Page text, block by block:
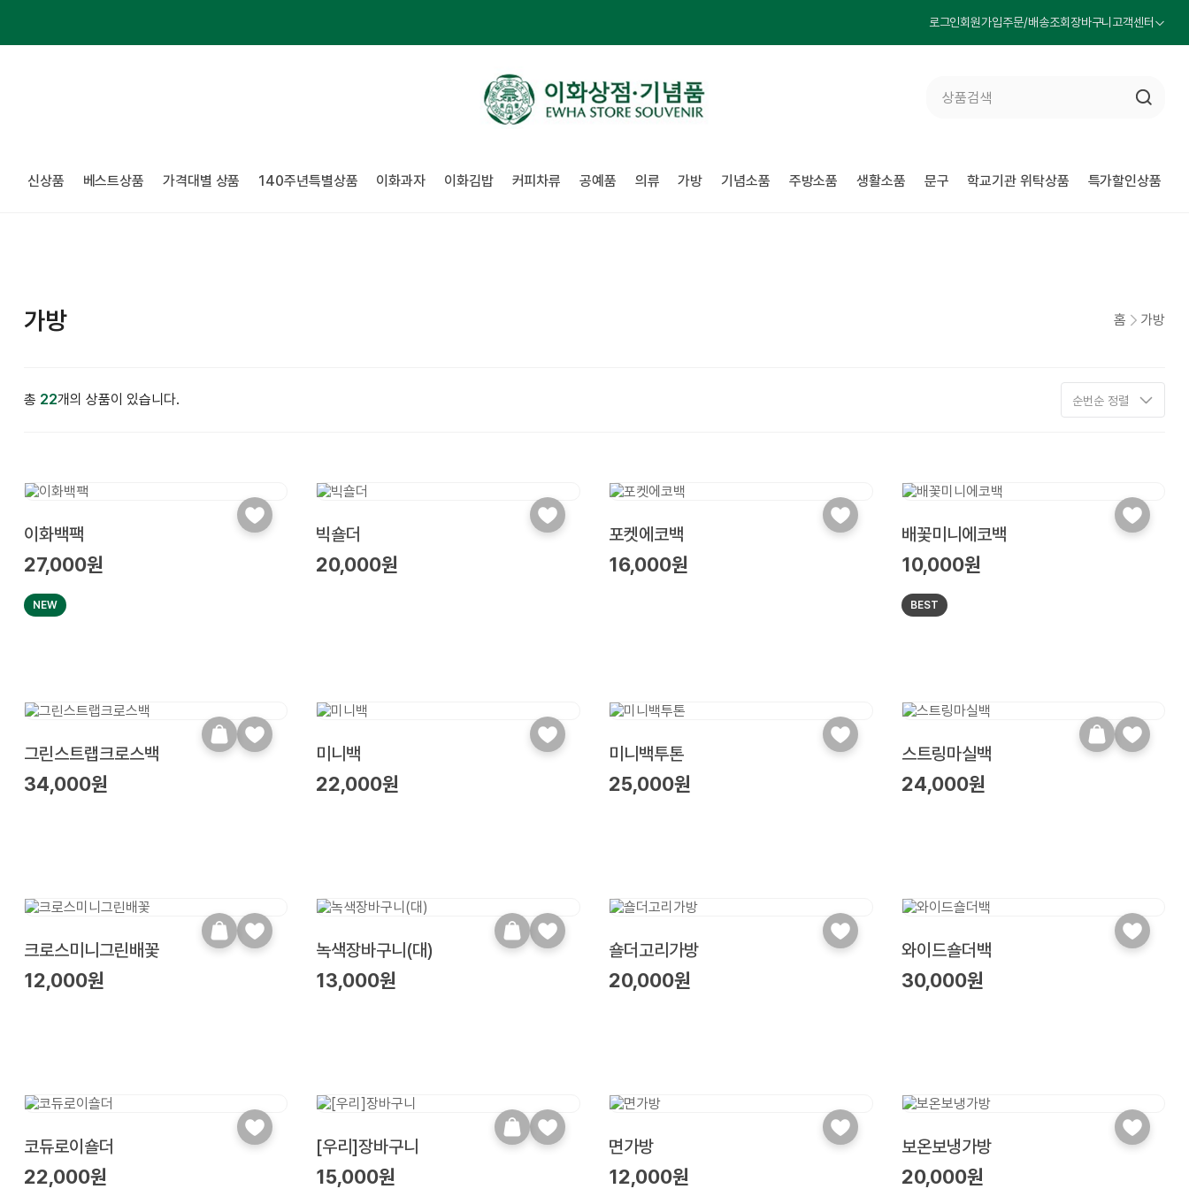
로그인회원가입주문/배송조회장바구니 고객센터
신상품 베스트상품 가격대별 상품 140주년특별상품 이화과자 이화김밥 커피차류 공예품 의류 가방 기념소품 주방소품 생활소품 문구 학교기관 위탁상품 특가할인상품
가방 홈 가방
총 22개의 상품이 있습니다. 순번순 정렬
이화백팩
27,000원
NEW
빅숄더
20,000원
포켓에코백
16,000원
배꽃미니에코백
10,000원
BEST
그린스트랩크로스백
34,000원
미니백
22,000원
미니백투톤
25,000원
스트링마실백
24,000원
크로스미니그린배꽃
12,000원
녹색장바구니(대)
13,000원
숄더고리가방
20,000원
와이드숄더백
30,000원
코듀로이숄더
22,000원
[우리]장바구니
15,000원
면가방
12,000원
보온보냉가방
20,000원